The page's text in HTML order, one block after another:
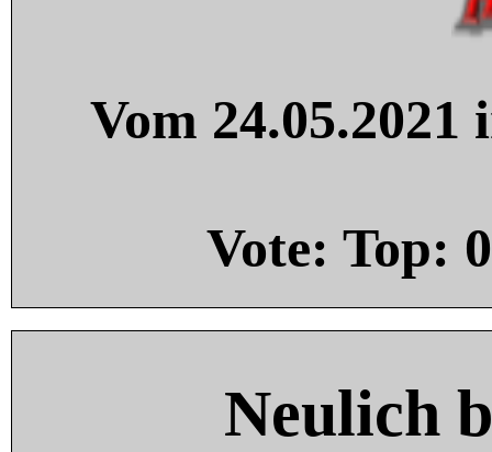
Vom
Vote: Top: 0
Neulich